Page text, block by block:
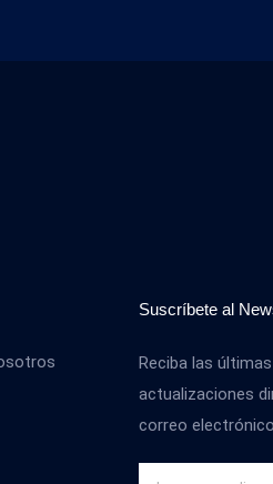
Suscríbete al
Reciba las
actualizaciones
correo electrónico